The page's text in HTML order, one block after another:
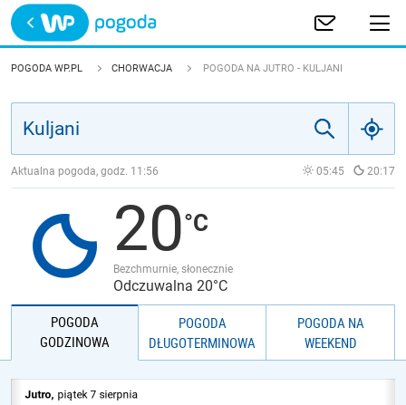
Trwa ładowanie
POLSKA
JAKOŚĆ POWIETRZA
POGODA WP.PL CHORWACJA POGODA NA JUTRO - KULJANI
Aktualna pogoda, godz. 11:56 05:45 20:17
20
Bezchmurnie, słonecznie
Odczuwalna 20°C
POGODA
GODZINOWA
POGODA
DŁUGOTERMINOWA
POGODA NA
WEEKEND